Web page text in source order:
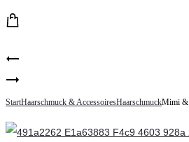
Product
navigation
Lula
Mimi
&
Lula
StartHaarschmuck & AccessoiresHaarschmuckMimi &